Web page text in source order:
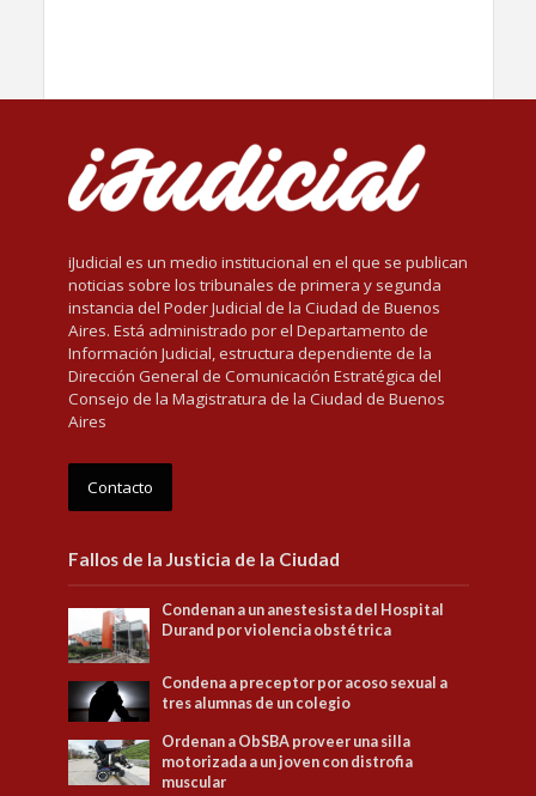
iJudicial es un medio institucional en el que se publican
noticias sobre los tribunales de primera y segunda
instancia del Poder Judicial de la Ciudad de Buenos
Aires. Está administrado por el Departamento de
Información Judicial, estructura dependiente de la
Dirección General de Comunicación Estratégica del
Consejo de la Magistratura de la Ciudad de Buenos
Aires
Contacto
Fallos de la Justicia de la Ciudad
Condenan a un anestesista del Hospital
Durand por violencia obstétrica
Condena a preceptor por acoso sexual a
tres alumnas de un colegio
Ordenan a ObSBA proveer una silla
motorizada a un joven con distrofia
muscular